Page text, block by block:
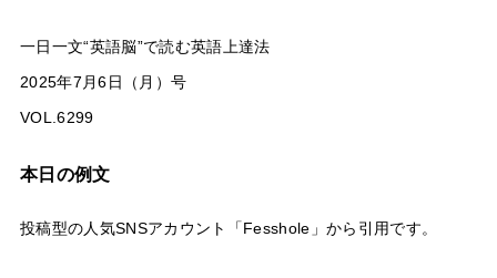
一日一文“英語脳”で読む英語上達法
2025年7月6日（月）号
VOL.6299
本日の例文
投稿型の人気SNSアカウント「Fesshole」から引用です。